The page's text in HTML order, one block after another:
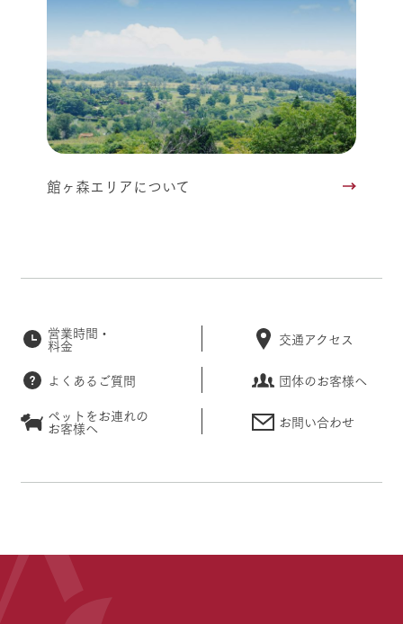
館ヶ森エリアについて
営業時間・
料金 交通アクセス
よくあるご質問
団体のお客様へ
ペットをお連れの
お客様へ お問い合わせ